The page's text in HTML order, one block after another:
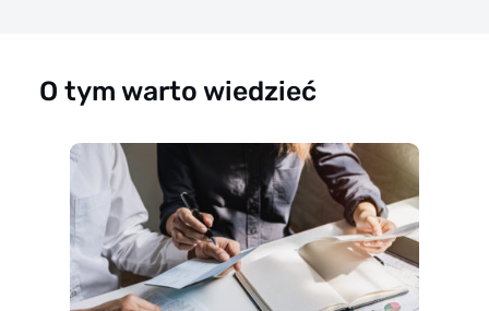
poprzez ustalenie
O tym warto wiedzieć